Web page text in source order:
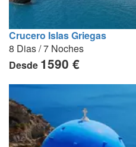
Crucero Islas Griegas
8 Dias / 7 Noches
Desde 1590 €